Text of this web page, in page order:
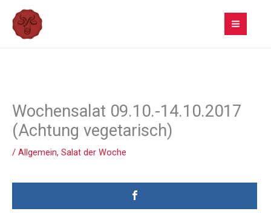
Inhalt
springen
Wochensalat 09.10.-14.10.2017
(Achtung vegetarisch)
/ Allgemein, Salat der Woche